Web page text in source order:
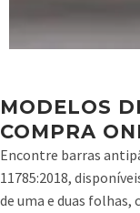
MODELOS
COMPRA
Encontre barras
11785:2018,
de uma e duas folhas,